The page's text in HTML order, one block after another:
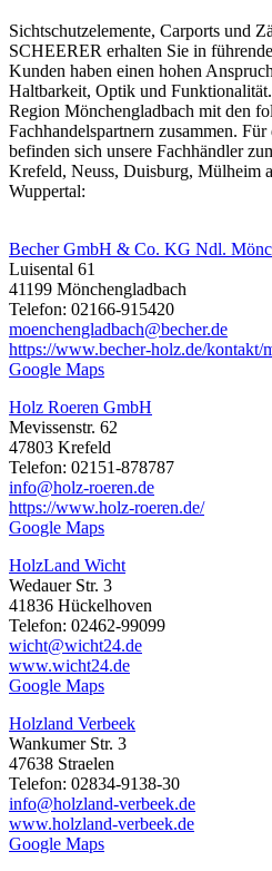
Sichtschutzelemente, Carports und
SCHEERER erhalten Sie in
Kunden haben einen hohen
Haltbarkeit, Optik und
Region Mönchengladbach mit den
Fachhandelspartnern zusammen.
befinden sich unsere Fachhändler
Krefeld, Neuss, Duisburg, Mülheim
Wuppertal:
Becher GmbH & Co. KG Ndl.
Luisental 61
41199 Mönchengladbach
Telefon: 02166-915420
moenchengladbach@becher.de
https://www.becher-holz.de/kontakt/
Google Maps
Holz Roeren GmbH
Mevissenstr. 62
47803 Krefeld
Telefon: 02151-878787
info@holz-roeren.de
https://www.holz-roeren.de/
Google Maps
HolzLand Wicht
Wedauer Str. 3
41836 Hückelhoven
Telefon: 02462-99099
wicht@wicht24.de
www.wicht24.de
Google Maps
Holzland Verbeek
Wankumer Str. 3
47638 Straelen
Telefon: 02834-9138-30
info@holzland-verbeek.de
www.holzland-verbeek.de
Google Maps